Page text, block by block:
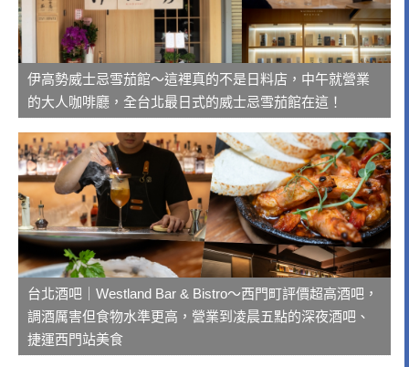
伊高勢威士忌雪茄館～這裡真的不是日料店，中午就營業
的大人咖啡廳，全台北最日式的威士忌雪茄館在這！
台北酒吧｜Westland Bar & Bistro～西門町評價超高酒吧，
調酒厲害但食物水準更高，營業到凌晨五點的深夜酒吧、
捷運西門站美食